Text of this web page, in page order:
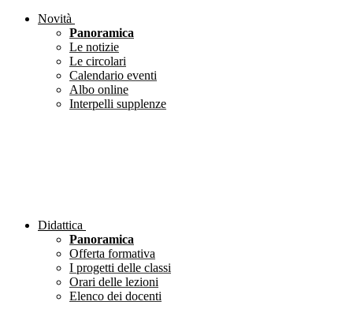
Novità
Panoramica
Le notizie
Le circolari
Calendario eventi
Albo online
Interpelli supplenze
Didattica
Panoramica
Offerta formativa
I progetti delle classi
Orari delle lezioni
Elenco dei docenti